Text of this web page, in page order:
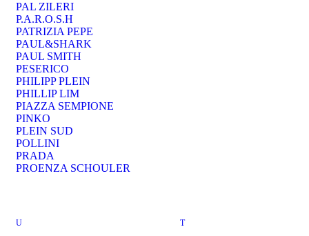
PAL ZILERI
P.A.R.O.S.H
PATRIZIA PEPE
PAUL&SHARK
PAUL SMITH
PESERICO
PHILIPP PLEIN
PHILLIP LIM
PIAZZA SEMPIONE
PINKO
PLEIN SUD
POLLINI
PRADA
PROENZA SCHOULER
U T